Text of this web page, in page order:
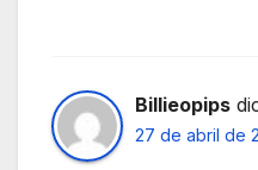
Billieopips
27 de abril de